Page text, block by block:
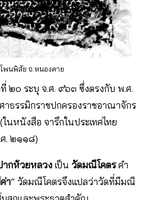
พนพิสัย จ.หนองคาย
๒๐ ระบุ จ.ศ. ๙๖๓ ซึ่งตรงกับ พ.ศ.
ธรรมิกราชปกครองราชอาณาจักร
หนังสือ จารึกในประเทศไทย
. ๒๑๑๘)
ากห้วยหลวงเป็น วัดมณีโคตรคำ
า” วัดมณีโคตรจึงแปลว่าวัดที่มีมณี